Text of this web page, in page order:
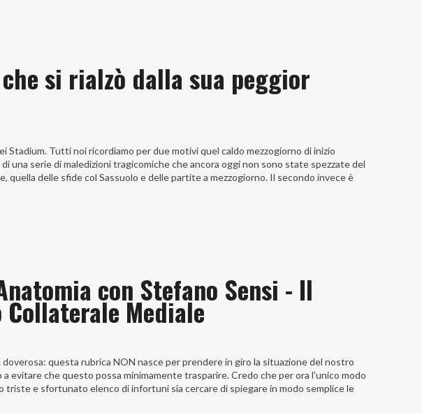
si rialzò dalla sua peggior
Stadium. Tutti noi ricordiamo per due motivi quel caldo mezzogiorno di inizio
una serie di maledizioni tragicomiche che ancora oggi non sono state spezzate del
quella delle sfide col Sassuolo e delle partite a mezzogiorno. Il secondo invece è
con Stefano Sensi - Il
Collaterale Mediale
questa rubrica NON nasce per prendere in giro la situazione del nostro
a evitare che questo possa minimamente trasparire. Credo che per ora l'unico modo
triste e sfortunato elenco di infortuni sia cercare di spiegare in modo semplice le